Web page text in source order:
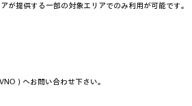
提供する一部の対象エリアでのみ利用が可能です。
）へお問い合わせ下さい。